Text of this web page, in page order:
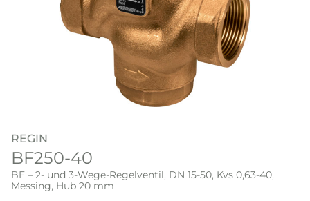
REGIN
BF250-40
BF – 2- und 3-Wege-Regelventil, DN 15-50, Kvs 0,63-40,
Messing, Hub 20 mm